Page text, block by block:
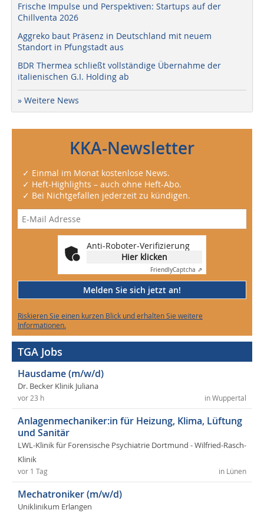
Frische Impulse und Perspektiven: Startups auf der
Chillventa 2026
Aggreko baut Präsenz in Deutschland mit neuem
Standort in Pfungstadt aus
BDR Thermea schließt vollständige Übernahme der
italienischen G.I. Holding ab
» Weitere News
KKA-Newsletter
✓ Einmal im Monat kostenlose News.
✓ Heft-Highlights – auch ohne Heft-Abo.
✓ Bei Nichtgefallen jederzeit zu kündigen.
Anti-Roboter-Verifizierung
Hier klicken
FriendlyCaptcha ⇗
Melden Sie sich jetzt an!
Riskieren Sie einen kurzen Blick und erhalten Sie weitere
Informationen.
TGA Jobs
Hausdame (m/w/d)
Dr. Becker Klinik Juliana
in Wuppertal
vor 23 h
Anlagenmechaniker:in für Heizung, Klima, Lüftung
und Sanitär
LWL-Klinik für Forensische Psychiatrie Dortmund - Wilfried-Rasch-
Klinik
in Lünen
vor 1 Tag
Mechatroniker (m/w/d)
Uniklinikum Erlangen